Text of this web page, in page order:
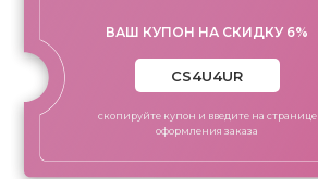
ВАШ КУПОН НА СКИДКУ 6%
скопируйте купон и введите на странице
оформления заказа